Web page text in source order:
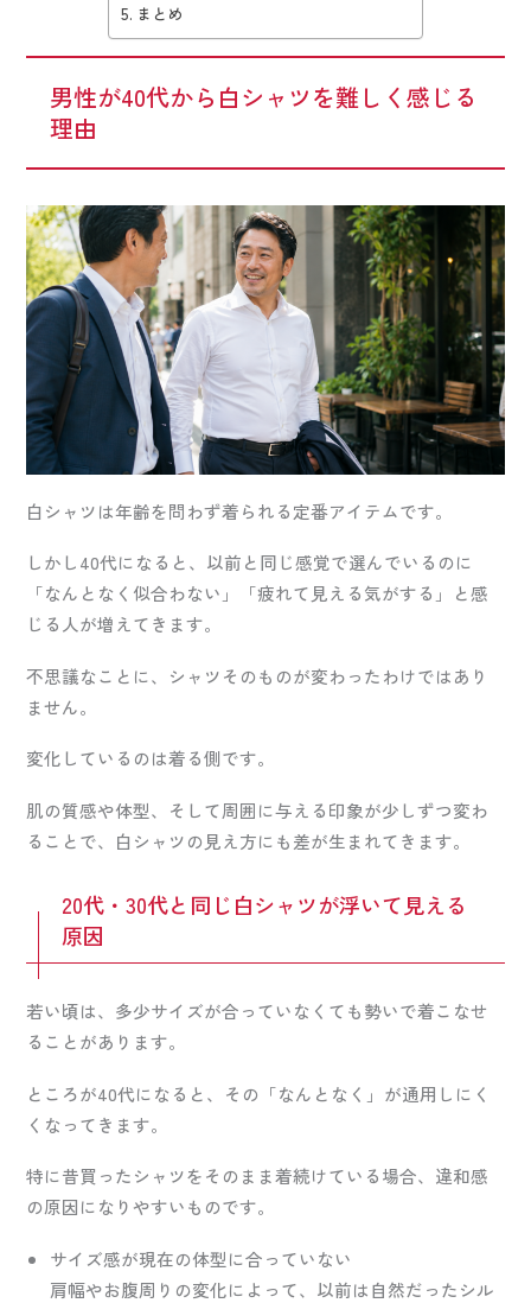
まとめ
男性が40代から白シャツを難しく感じる
理由
白シャツは年齢を問わず着られる定番アイテムです。
しかし40代になると、以前と同じ感覚で選んでいるのに
「なんとなく似合わない」「疲れて見える気がする」と感
じる人が増えてきます。
不思議なことに、シャツそのものが変わったわけではあり
ません。
変化しているのは着る側です。
肌の質感や体型、そして周囲に与える印象が少しずつ変わ
ることで、白シャツの見え方にも差が生まれてきます。
20代・30代と同じ白シャツが浮いて見える
原因
若い頃は、多少サイズが合っていなくても勢いで着こなせ
ることがあります。
ところが40代になると、その「なんとなく」が通用しにく
くなってきます。
特に昔買ったシャツをそのまま着続けている場合、違和感
の原因になりやすいものです。
サイズ感が現在の体型に合っていない
肩幅やお腹周りの変化によって、以前は自然だったシル